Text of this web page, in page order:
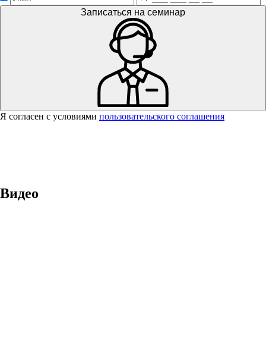
Записаться на семинар
Я согласен с условиями пользовательского соглашения
Видео